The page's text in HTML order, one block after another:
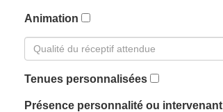
Animation
Tenues personnalisées
Présence personnalité ou intervenant